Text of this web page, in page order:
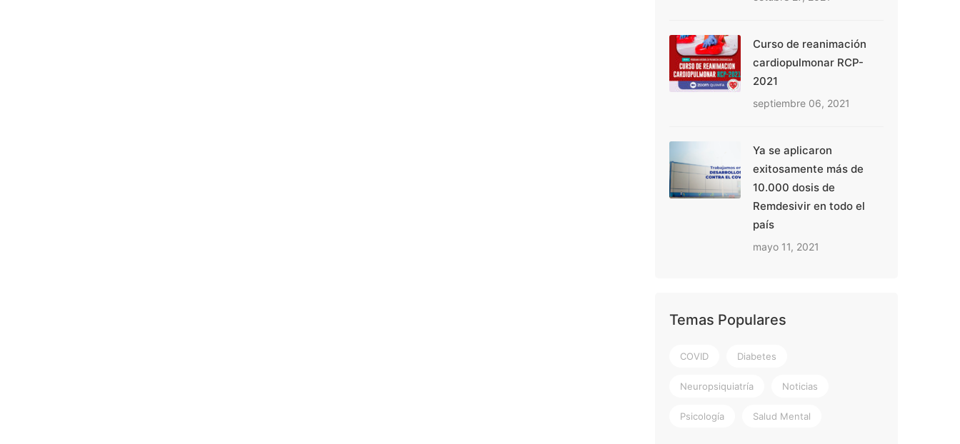
Curso de reanimación
cardiopulmonar RCP-
2021
septiembre 06, 2021
Ya se aplicaron
exitosamente más de
10.000 dosis de
Remdesivir en todo el
país
mayo 11, 2021
Temas Populares
COVID Diabetes
Neuropsiquiatría Noticias
Psicología Salud Mental